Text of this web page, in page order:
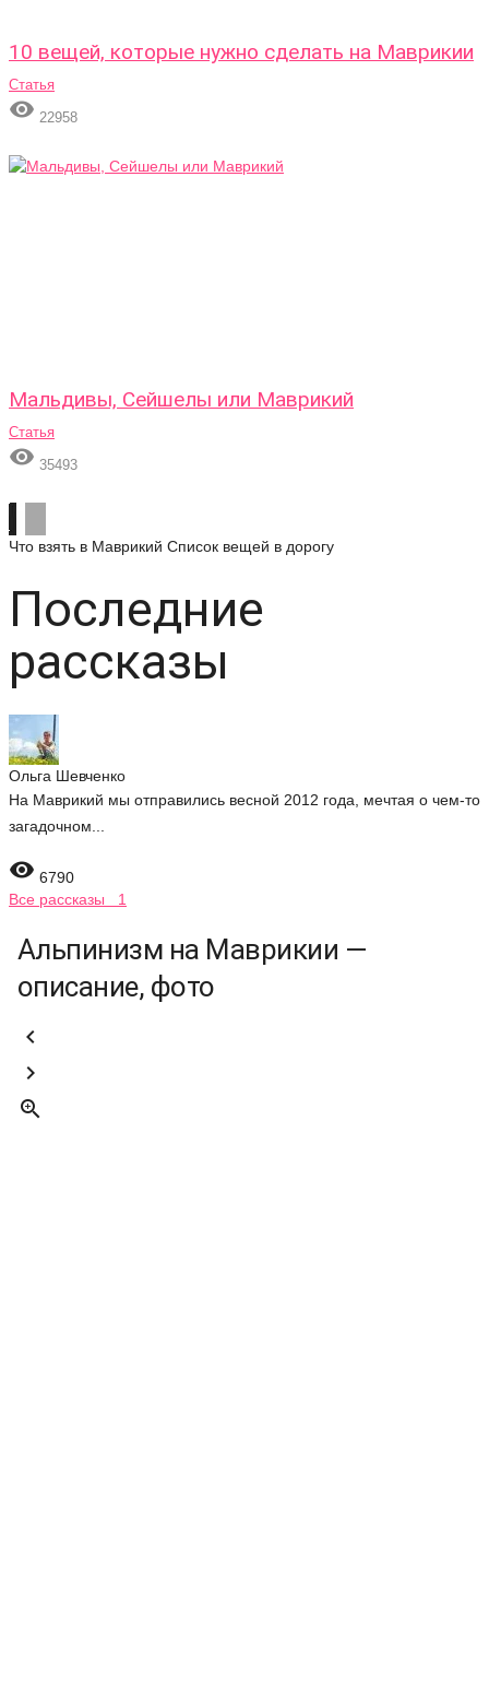
10 вещей, которые нужно сделать на Маврикии
Статья
 22958
Мальдивы, Сейшелы или Маврикий
Статья
 35493
Что взять в Маврикий Список вещей в дорогу
Последние
рассказы
Ольга Шевченко
На Маврикий мы отправились весной 2012 года, мечтая о чем-то
загадочном...
 6790
Все рассказы 1
Альпинизм на Маврикии —
описание, фото


